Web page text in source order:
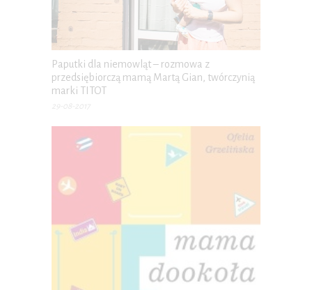
Paputki dla niemowląt – rozmowa z
przedsiębiorczą mamą Martą Gian, twórczynią
marki TITOT
29-08-2017